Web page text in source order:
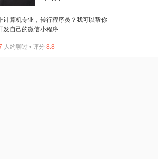
计算机专业，转行程序员？我可以帮你
发自己的微信小程序
人约聊过 • 评分 8.8